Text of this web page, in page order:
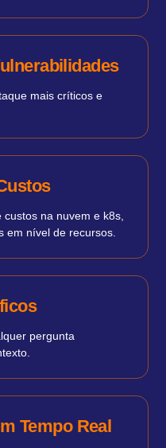
mais críticos e
na nuvem e k8s,
em nível de recursos.
pergunta
Tempo Real